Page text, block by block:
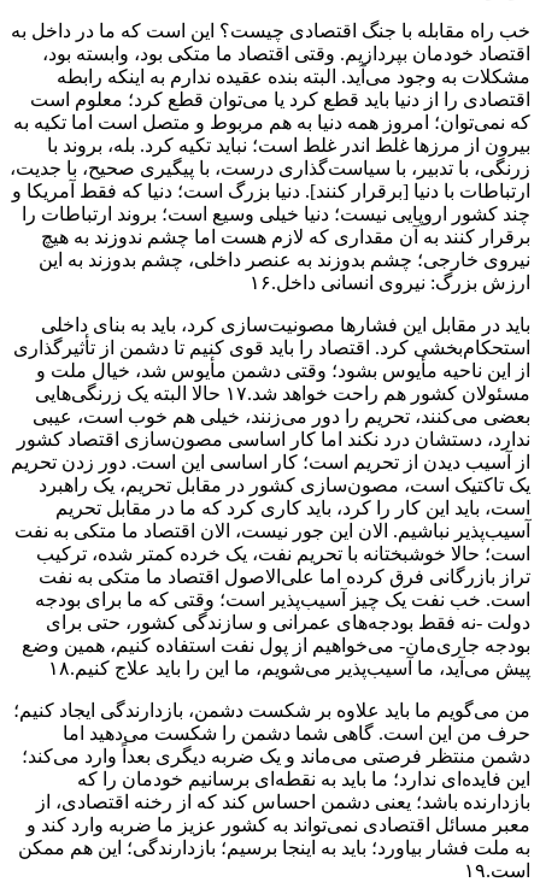
خب راه مقابله‌ با جنگ اقتصادی چیست؟ این است که ما در داخل به
اقتصاد خودمان بپردازیم. وقتی اقتصاد ما متکی بود، وابسته بود،
مشکلات به وجود می‌آید. البته بنده عقیده ندارم به اینکه رابطه‌
اقتصادی را از دنیا باید قطع کرد یا می‌توان قطع کرد؛ معلوم است
که نمی‌توان؛ امروز همه‌ دنیا به هم مربوط و متصل است اما تکیه‌ به
بیرون از مرز‌ها غلط اندر غلط است؛ نباید تکیه کرد. بله، بروند با
زرنگی، با تدبیر، با سیاست‌گذاری درست، با پیگیری صحیح، با جدیت،
ارتباطات با دنیا [برقرار کنند]. دنیا بزرگ است؛ دنیا که فقط آمریکا و
چند کشور اروپایی نیست؛ دنیا خیلی وسیع است؛ بروند ارتباطات را
برقرار کنند به آن مقداری که لازم هست اما چشم ندوزند به هیچ
نیروی خارجی؛ چشم بدوزند به عنصر داخلی، چشم بدوزند به این
ارزش بزرگ: نیروی انسانی داخل.۱۶
باید در مقابل این فشار‌ها مصونیت‌سازی کرد، باید به بنای داخلی
استحکام‌بخشی کرد. اقتصاد را باید قوی کنیم تا دشمن از تأثیرگذاری
از این ناحیه مأیوس بشود؛ وقتی دشمن مأیوس شد، خیال ملت و
مسئولان کشور هم راحت خواهد شد.۱۷ حالا البته یک زرنگی‌هایی
بعضی می‌کنند، تحریم را دور می‌زنند، خیلی هم خوب است، عیبی
ندارد، دستشان درد نکند اما کار اساسی مصون‌سازی اقتصاد کشور
از آسیب دیدن از تحریم است؛ کار اساسی این است. دور زدن تحریم
یک تاکتیک است، مصون‌سازی کشور در مقابل تحریم، یک راهبرد
است، باید این کار را کرد، باید کاری کرد که ما در مقابل تحریم
آسیب‌پذیر نباشیم. الان این جور نیست، الان اقتصاد ما متکی به نفت
است؛ حالا خوشبختانه با تحریم نفت، یک خرده کمتر شده، ترکیب
تراز بازرگانی فرق کرده اما علی‌الاصول اقتصاد ما متکی به نفت
است. خب نفت یک چیز آسیب‌پذیر است؛ وقتی که ما برای بودجه‌
دولت -نه فقط بودجه‌های عمرانی و سازندگی کشور، حتی برای
بودجه‌ جاری‌مان- می‌خواهیم از پول نفت استفاده کنیم، همین وضع
پیش می‌آید، ما آسیب‌پذیر می‌شویم، ما این را باید علاج کنیم.۱۸
من می‌گویم ما باید علاوه‌ بر شکست دشمن، بازدارندگی ایجاد کنیم؛
حرف من این است. گاهی شما دشمن را شکست می‌دهید اما
دشمن منتظر فرصتی می‌ماند و یک ضربه‌ دیگری بعداً وارد می‌کند؛
این فایده‌ای ندارد؛ ما باید به نقطه‌ای برسانیم خودمان را که
بازدارنده باشد؛ یعنی دشمن احساس کند که از رخنه‌ اقتصادی، از
معبر مسائل اقتصادی نمی‌تواند به کشور عزیز ما ضربه وارد کند و
به ملت فشار بیاورد؛ باید به اینجا برسیم؛ بازدارندگی؛ این هم ممکن
است.۱۹